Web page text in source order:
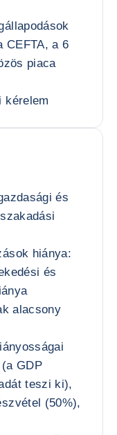
CEFTA, a 6
piaca
kérelem
és
hiánya:
és
alacsony
GDP
teszi ki),
(50%),